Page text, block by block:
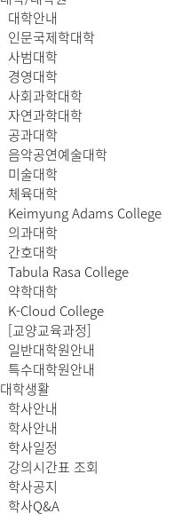
대학안내
인문국제학대학
사범대학
경영대학
사회과학대학
자연과학대학
공과대학
음악공연예술대학
미술대학
체육대학
Keimyung Adams College
의과대학
간호대학
Tabula Rasa College
약학대학
K-Cloud College
[교양교육과정]
일반대학원안내
특수대학원안내
대학생활
학사안내
학사안내
학사일정
강의시간표 조회
학사공지
학사Q&A